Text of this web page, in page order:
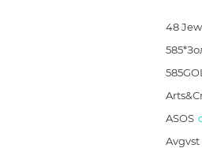
48
ASOS
Avgvst